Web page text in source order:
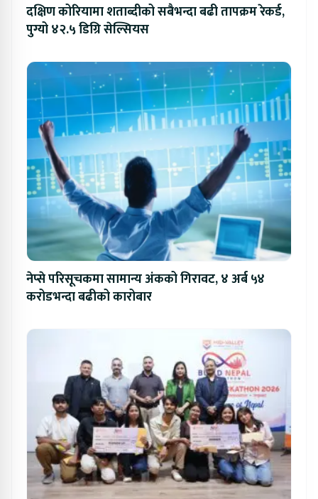
दक्षिण कोरियामा शताब्दीको सबैभन्दा बढी तापक्रम रेकर्ड,
पुग्यो ४२.५ डिग्रि सेल्सियस
नेप्से परिसूचकमा सामान्य अंकको गिरावट, ४ अर्ब ५४
करोडभन्दा बढीको कारोबार